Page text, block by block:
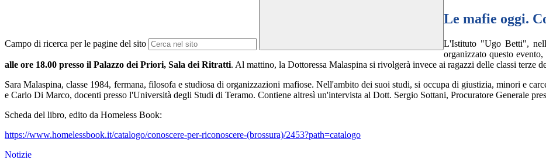
Campo di ricerca per le pagine del sito
Le mafie oggi.
L'Istituto "Ugo Betti",
organizzato questo
alle ore 18.00 presso il Palazzo dei Priori, Sala dei Ritratti. Al mattino, la Dottoressa Malaspina si rivolgerà invece ai ragazzi delle classi terze
Sara Malaspina, classe 1984, fermana, filosofa e studiosa di organizzazioni mafiose. Nell'ambito dei suoi studi, si occupa di giustizia, minori e
e Carlo Di Marco, docenti presso l'Università degli Studi di Teramo. Contiene altresì un'intervista al Dott. Sergio Sottani, Procuratore Generale
Scheda del libro, edito da Homeless Book:
https://www.homelessbook.it/catalogo/conoscere-per-riconoscere-(brossura)/2453?path=catalogo
Notizie